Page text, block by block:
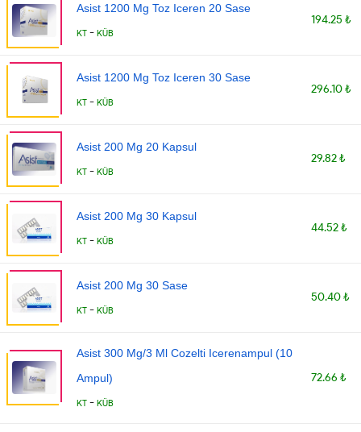
Asist 1200 Mg Toz Iceren 20 Sase
KT - KÜB
194.25 ₺
Asist 1200 Mg Toz Iceren 30 Sase
KT - KÜB
296.10 ₺
Asist 200 Mg 20 Kapsul
KT - KÜB
29.82 ₺
Asist 200 Mg 30 Kapsul
KT - KÜB
44.52 ₺
Asist 200 Mg 30 Sase
KT - KÜB
50.40 ₺
Asist 300 Mg/3 Ml Cozelti Icerenampul (10
Ampul)
KT - KÜB
72.66 ₺